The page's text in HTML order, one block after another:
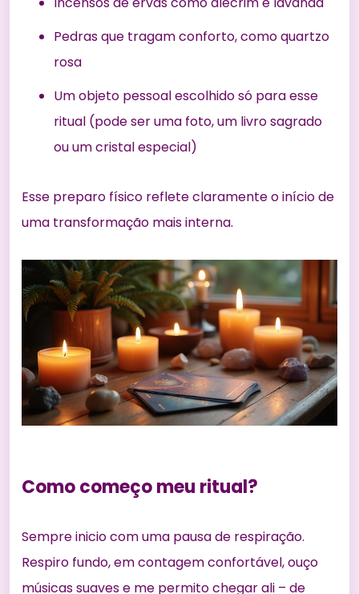
Pedras que tragam conforto, como quartzo
rosa
Um objeto pessoal escolhido só para esse
ritual (pode ser uma foto, um livro sagrado
ou um cristal especial)
Esse preparo físico reflete claramente o início de
uma transformação mais interna.
Como começo meu ritual?
Sempre inicio com uma pausa de respiração.
Respiro fundo, em contagem confortável, ouço
músicas suaves e me permito chegar ali – de